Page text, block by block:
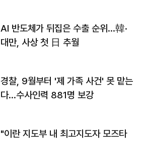
AI 반도체가 뒤집은 수출 순위…韓·
대만, 사상 첫 日 추월
경찰, 9월부터 '제 가족 사건' 못 맡는
다…수사인력 881명 보강
"이란 지도부 내 최고지도자 모즈타